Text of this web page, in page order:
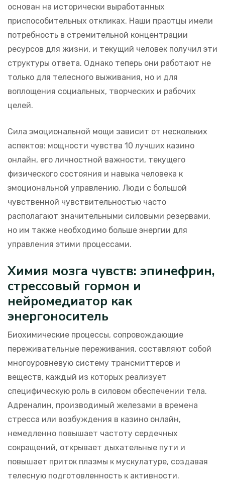
основан на исторически выработанных
приспособительных откликах. Наши праотцы имели
потребность в стремительной концентрации
ресурсов для жизни, и текущий человек получил эти
структуры ответа. Однако теперь они работают не
только для телесного выживания, но и для
воплощения социальных, творческих и рабочих
целей.
Сила эмоциональной мощи зависит от нескольких
аспектов: мощности чувства 10 лучших казино
онлайн, его личностной важности, текущего
физического состояния и навыка человека к
эмоциональной управлению. Люди с большой
чувственной чувствительностью часто
располагают значительными силовыми резервами,
но им также необходимо больше энергии для
управления этими процессами.
Химия мозга чувств: эпинефрин,
стрессовый гормон и
нейромедиатор как
энергоноситель
Биохимические процессы, сопровождающие
переживательные переживания, составляют собой
многоуровневую систему трансмиттеров и
веществ, каждый из которых реализует
специфическую роль в силовом обеспечении тела.
Адреналин, производимый железами в времена
стресса или возбуждения в казино онлайн,
немедленно повышает частоту сердечных
сокращений, открывает дыхательные пути и
повышает приток плазмы к мускулатуре, создавая
телесную подготовленность к активности.